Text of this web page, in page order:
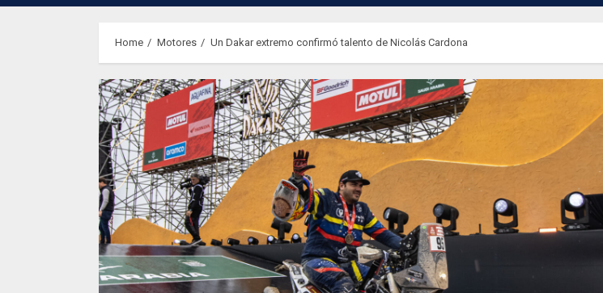
Home Motores Un Dakar extremo confirmó talento de Nicolás Cardona